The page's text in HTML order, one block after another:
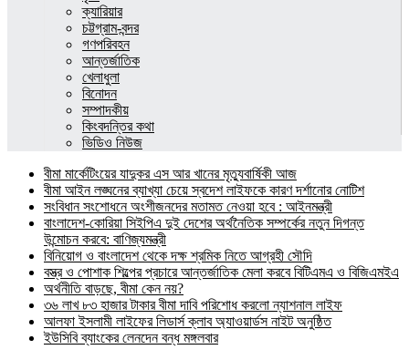
ক্যারিয়ার
চট্টগ্রাম-বন্দর
গণপরিবহন
আন্তর্জাতিক
খেলাধুলা
বিনোদন
সম্পাদকীয়
কিংবদন্তির কথা
ভিডিও নিউজ
বীমা মার্কেটিংয়ের যাদুকর এস আর খানের মৃত্যুবার্ষিকী আজ
বীমা আইন লঙ্ঘনের ব্যাখ্যা চেয়ে স্বদেশ লাইফকে কারণ দর্শানোর নোটিশ
সংবিধান সংশোধনে অংশীজনদের মতামত নেওয়া হবে : আইনমন্ত্রী
বাংলাদেশ-কোরিয়া সিইপিএ দুই দেশের অর্থনৈতিক সম্পর্কের নতুন দিগন্ত
উন্মোচন করবে: বাণিজ্যমন্ত্রী
বিনিয়োগ ও বাংলাদেশ থেকে দক্ষ শ্রমিক নিতে আগ্রহী সৌদি
বস্ত্র ও পোশাক শিল্পের প্রচারে আন্তর্জাতিক মেলা করবে বিটিএমএ ও বিজিএমইএ
অর্থনীতি বাড়ছে, বীমা কেন নয়?
৩৬ লাখ ৮৩ হাজার টাকার বীমা দাবি পরিশোধ করলো ন্যাশনাল লাইফ
আলফা ইসলামী লাইফের লিডার্স ক্লাব অ্যাওয়ার্ডস নাইট অনুষ্ঠিত
ইউসিবি ব্যাংকের লেনদেন বন্ধ মঙ্গলবার